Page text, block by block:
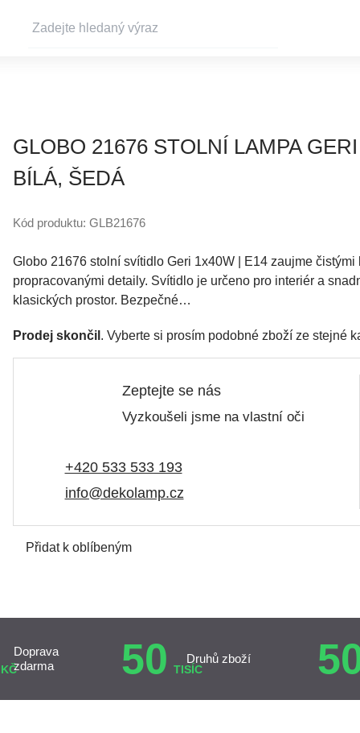
GLOBO 21676 STOLNÍ LAMPA
BÍLÁ, ŠEDÁ
Kód produktu: GLB21676
Globo 21676 stolní svítidlo Geri 1x40W | E14 zaujme
propracovanými detaily. Svítidlo je určeno pro interiér a
klasických prostor. Bezpečné…
Prodej skončil . Vyberte si prosím podobné zboží ze stejné
Zeptejte se nás
Vyzkoušeli jsme na vlastní oči
+420 533 533 193
info@dekolamp.cz
Přidat k oblíbeným
KČ
Doprava
zdarma
50 TISÍC
Druhů zboží